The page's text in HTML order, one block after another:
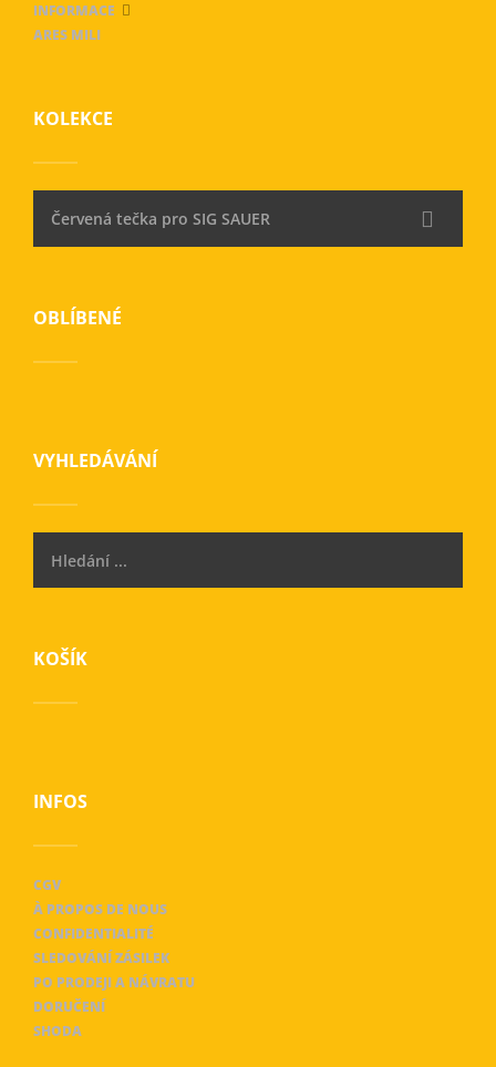
INFORMACE
ARES MILI
KOLEKCE
Červená tečka pro SIG SAUER
OBLÍBENÉ
VYHLEDÁVÁNÍ
KOŠÍK
INFOS
CGV
À PROPOS DE NOUS
CONFIDENTIALITÉ
SLEDOVÁNÍ ZÁSILEK
PO PRODEJI A NÁVRATU
DORUČENÍ
SHODA